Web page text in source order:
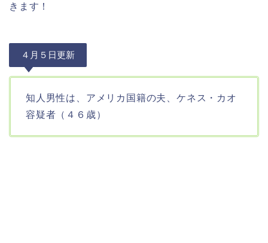
きます！
４月５日更新
知人男性は、アメリカ国籍の夫、ケネス・カオ
容疑者（４６歳）